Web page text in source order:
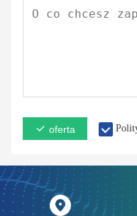
oferta